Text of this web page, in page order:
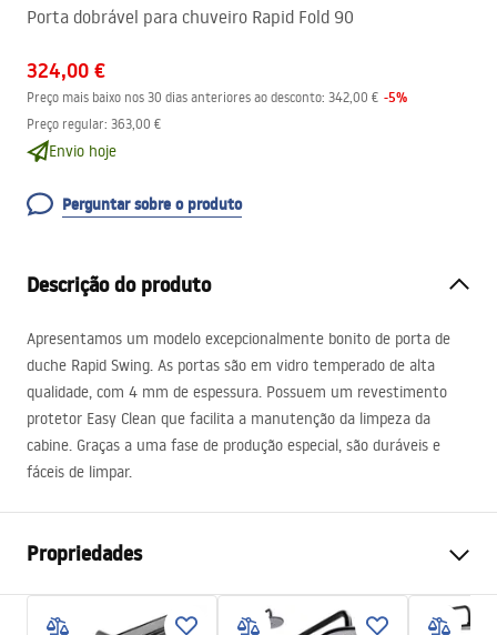
Porta dobrável para chuveiro Rapid Fold 90
324,00 €
Preço mais baixo nos 30 dias anteriores ao desconto: 342,00 € -5%
Preço regular: 363,00 €
Envio hoje
Perguntar sobre o produto
Descrição do produto
Apresentamos um modelo excepcionalmente bonito de porta de
duche Rapid Swing. As portas são em vidro temperado de alta
qualidade, com 4 mm de espessura. Possuem um revestimento
protetor Easy Clean que facilita a manutenção da limpeza da
cabine. Graças a uma fase de produção especial, são duráveis ​​e
fáceis de limpar.
Propriedades
Dobrável